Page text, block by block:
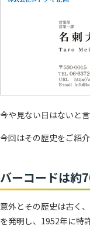
今や見ない日はないと
今回はその歴史をご紹
バーコードは約
意外とその歴史は古く
を発明し、1952年に特